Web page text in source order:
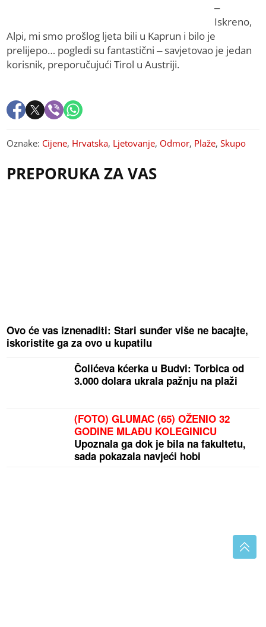
–
Iskreno,
Alpi, mi smo prošlog ljeta bili u Kaprun i bilo je
prelijepo… pogledi su fantastični – savjetovao je jedan
korisnik, preporučujući Tirol u Austriji.
Oznake: Cijene, Hrvatska, Ljetovanje, Odmor, Plaže,Skupo
PREPORUKA ZA VAS
Ovo će vas iznenaditi: Stari sunđer više ne bacajte,
iskoristite ga za ovo u kupatilu
Čolićeva kćerka u Budvi: Torbica od
3.000 dolara ukrala pažnju na plaži
(FOTO) GLUMAC (65) OŽENIO 32
GODINE MLAĐU KOLEGINICU
Upoznala ga dok je bila na fakultetu,
sada pokazala navjeći hobi